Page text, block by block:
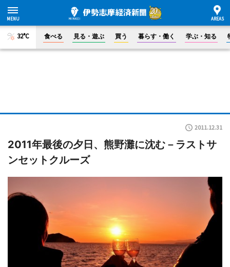
32°C 食べる 見る・遊ぶ 買う 暮らす・働く 学ぶ・知る
2011.12.31
2011年最後の夕日、熊野灘に沈む－ラストサ
ンセットクルーズ